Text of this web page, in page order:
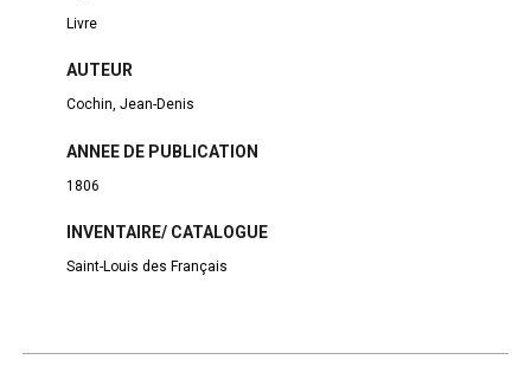
Livre
AUTEUR
Cochin, Jean-Denis
ANNEE DE PUBLICATION
1806
INVENTAIRE/ CATALOGUE
Saint-Louis des Français